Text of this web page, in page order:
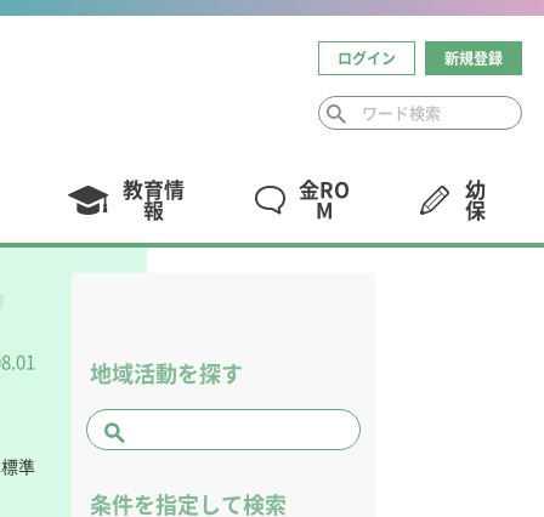
ログイン 新規登録
教育情
報
金RO
M
幼
保
準
地域活動を探す
条件を指定して検索